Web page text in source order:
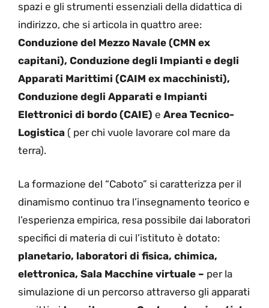
spazi e gli strumenti essenziali della didattica di
indirizzo, che si articola in quattro aree:
Conduzione del Mezzo Navale (CMN ex
capitani), Conduzione degli Impianti e degli
Apparati Marittimi (CAIM ex macchinisti),
Conduzione degli Apparati e Impianti
Elettronici di bordo (CAIE) e Area Tecnico-
Logistica ( per chi vuole lavorare col mare da
terra).
La formazione del “Caboto” si caratterizza per il
dinamismo continuo tra l’insegnamento teorico e
l’esperienza empirica, resa possibile dai laboratori
specifici di materia di cui l’istituto è dotato:
planetario, laboratori di fisica, chimica,
elettronica, Sala Macchine virtuale – per la
simulazione di un percorso attraverso gli apparati